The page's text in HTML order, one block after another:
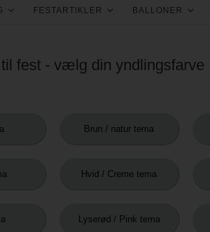
FESTARTIKLER BALLONER
fest - vælg din yndlingsfarve
Brun / natur tema
Hvid / Creme tema
Lyserød / Pink tema